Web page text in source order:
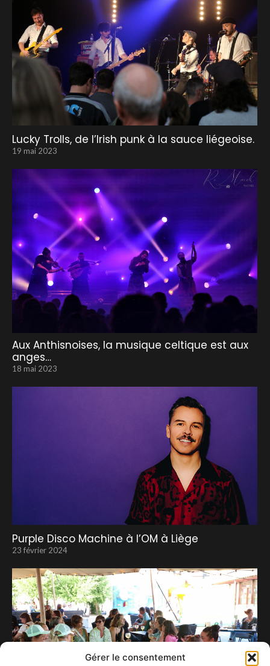
Gérer le consentement
Lucky Trolls, de l’Irish punk à la sauce liégeoise.
19 mai 2023
Aux Anthisnoises, la musique celtique est aux
anges…
18 mai 2023
Purple Disco Machine à l’OM à Liège
23 février 2024